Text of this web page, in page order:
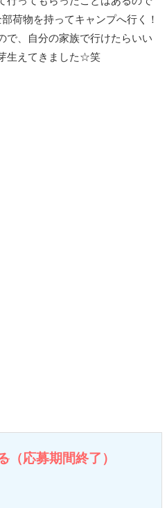
荷物を持ってキャンプへ行く！
で、自分の家族で行けたらいい
生えてきました☆笑
（応募期間終了）